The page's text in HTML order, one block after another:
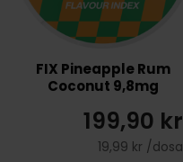
FIX Pineapple Rum
Coconut 9,8mg
199,90 kr
19,99 kr /dosa